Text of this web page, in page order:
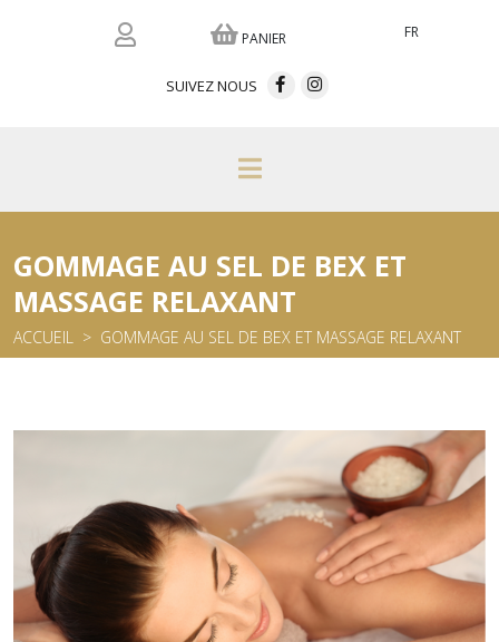
SUIVEZ NOUS
PANIER FR
GOMMAGE AU SEL DE BEX ET
MASSAGE RELAXANT
ACCUEIL GOMMAGE AU SEL DE BEX ET MASSAGE RELAXANT